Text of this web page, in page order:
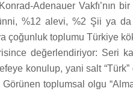
Adenauer Vakfı’nın
%12 alevi, %2 Şii ya
çoğunluk toplumu Türkiye
değerlendiriyor: Seri
konulup, yani salt
toplumsal olgu